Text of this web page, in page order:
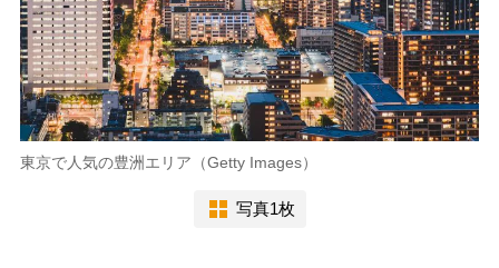
東京で人気の豊洲エリア（Getty Images）
写真1枚